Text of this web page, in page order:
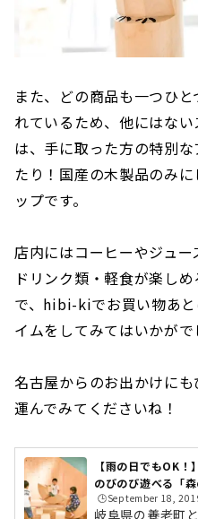
また、どの商品も一つひ
れているため、他にはな
は、手に取った方の特別
たり！国産の木製品のみ
ップです。
店内にはコーヒーやジュ
ドリンク類・軽食が楽し
で、hibi-kiでお買い物あ
イムをしてみてはいかがで
名古屋からのお出かけに
運んでみてくださいね！
【雨の日でもOK
のびのび遊べる「
🕒️September 18,
岐阜県の養老町